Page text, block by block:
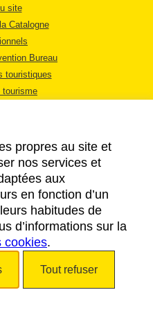
site
Catalogne
Bureau
touristiques
LÉGALES
propres au site et
nos services et
aux
en fonction d’un
habitudes de
d’informations sur la
cookies.
Tout refuser